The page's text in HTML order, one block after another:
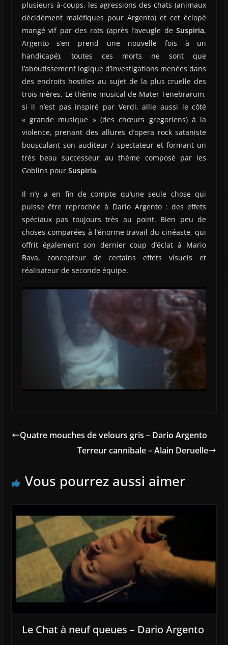
plusieurs à-coups, les agressions des chats (animaux
décidément maléfiques pour Argento) et cet éclopé
mangé vif par des rats (après l’aveugle deSuspiria,
Argento s’en prend une nouvelle fois à un
handicapé), toutes ces morts ne sont que
l’aboutissement logique d’investigations menées dans
des endroits hostiles au sujet de la plus cruelle des
trois mères. Le thème musical de Mater Tenebrarum,
si il n’est pas inspiré par Verdi, allie aussi le côté
« grande musique » (des chœurs gregoriens) à la
violence, prenant des allures d’opera rock sataniste
bousculant son auditeur / spectateur et formant un
très beau successeur au thème composé par les
Goblins pour Suspiria.
Il n’y a en fin de compte qu’une seule chose qui
puisse être reprochée à Dario Argento : des effets
spéciaux pas toujours très au point. Bien peu de
choses comparées à l’énorme travail du cinéaste, qui
offrit également son dernier coup d’éclat à Mario
Bava, concepteur de certains effets visuels et
réalisateur de seconde équipe.
Quatre mouches de velours gris – Dario Argento
Terreur cannibale – Alain Deruelle
Vous pourrez aussi aimer
Le Chat à neuf queues – Dario Argento